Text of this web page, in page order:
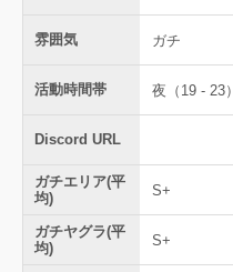
雰囲気 ガチ
活動時間帯 夜（19 - 23）
Discord URL
ガチエリア(平
均)
S+
ガチヤグラ(平
均)
S+